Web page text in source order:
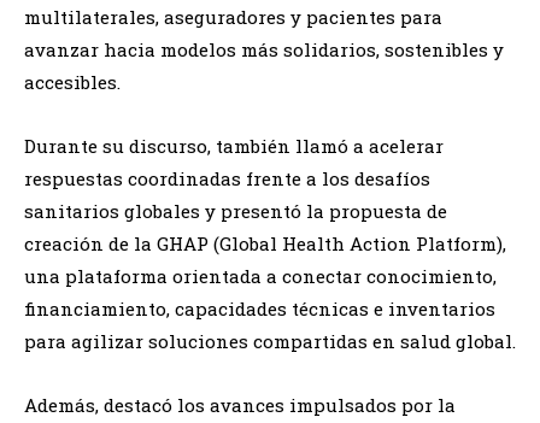
multilaterales, aseguradores y pacientes para
avanzar hacia modelos más solidarios, sostenibles y
accesibles.
Durante su discurso, también llamó a acelerar
respuestas coordinadas frente a los desafíos
sanitarios globales y presentó la propuesta de
creación de la GHAP (Global Health Action Platform),
una plataforma orientada a conectar conocimiento,
financiamiento, capacidades técnicas e inventarios
para agilizar soluciones compartidas en salud global.
Además, destacó los avances impulsados por la